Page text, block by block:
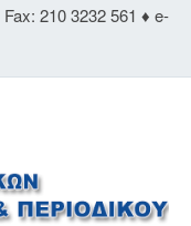
Fax: 210 3232 561 ♦ e-